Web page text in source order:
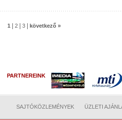
1 2 3 következő »
PARTNEREINK
SAJTÓKÖZLEMÉNYEK ÜZLETI